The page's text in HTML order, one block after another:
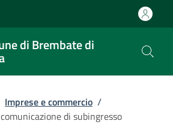
di Brembate di
Imprese e commercio /
di subingresso